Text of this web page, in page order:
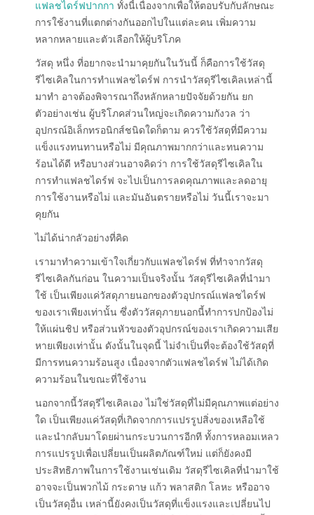
แฟลชไดร์ฟปากกา ทั้งนี้เนื่องจากเพื่อให้ตอบรับกับลักษณะ
การใช้งานที่แตกต่างกันออกไปในแต่ละคน เพิ่มความ
หลากหลายและตัวเลือกให้ผู้บริโภค
วัสดุ หนึ่ง ที่อยากจะนำมาคุยกันในวันนี้ ก็คือการใช้วัสดุ
รีไซเคิลในการทำแฟลชไดร์ฟ การนำวัสดุรีไซเคิลเหล่านี้
มาทำ อาจต้องพิจารณาถึงหลักหลายปัจจัยด้วยกัน ยก
ตัวอย่างเช่น ผู้บริโภคส่วนใหญ่จะเกิดความกังวล ว่า
อุปกรณ์อิเล็กทรอนิกส์ชนิดใดก็ตาม ควรใช้วัสดุที่มีความ
แข็งแรงทนทานหรือไม่ มีคุณภาพมากกว่าและทนความ
ร้อนได้ดี หรือบางส่วนอาจคิดว่า การใช้วัสดุรีไซเคิลใน
การทำแฟลชไดร์ฟ จะไปเป็นการลดคุณภาพและลดอายุ
การใช้งานหรือไม่ และมันอันตรายหรือไม่ วันนี้เราจะมา
คุยกัน
ไม่ได้น่ากลัวอย่างที่คิด
เรามาทำความเข้าใจเกี่ยวกับแฟลชไดร์ฟ ที่ทำจากวัสดุ
รีไซเคิลกันก่อน ในความเป็นจริงนั้น วัสดุรีไซเคิลที่นำมา
ใช้ เป็นเพียงแค่วัสดุภายนอกของตัวอุปกรณ์แฟลชไดร์ฟ
ของเราเพียงเท่านั้น ซึ่งตัววัสดุภายนอกนี้ทำการปกป้องไม่
ให้แผ่นชิป หรือส่วนหัวของตัวอุปกรณ์ของเราเกิดความเสีย
หายเพียงเท่านั้น ดังนั้นในจุดนี้ ไม่จำเป็นที่จะต้องใช้วัสดุที่
มีการทนความร้อนสูง เนื่องจากตัวแฟลชไดร์ฟ ไม่ได้เกิด
ความร้อนในขณะที่ใช้งาน
นอกจากนี้วัสดุรีไซเคิลเอง ไม่ใช่วัสดุที่ไม่มีคุณภาพแต่อย่าง
ใด เป็นเพียงแค่วัสดุที่เกิดจากการแปรรูปสิ่งของเหลือใช้
และนำกลับมาโดยผ่านกระบวนการอีกที ทั้งการหลอมเหลว
การแปรรูปเพื่อเปลี่ยนเป็นผลิตภัณฑ์ใหม่ แต่ก็ยังคงมี
ประสิทธิภาพในการใช้งานเช่นเดิม วัสดุรีไซเคิลที่นำมาใช้
อาจจะเป็นพวกไม้ กระดาษ แก้ว พลาสติก โลหะ หรืออาจ
เป็นวัสดุอื่น เหล่านี้ยังคงเป็นวัสดุที่แข็งแรงและเปลี่ยนไป